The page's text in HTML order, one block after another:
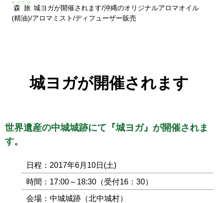
森旅
もりたび
城ヨガが開催されます/沖縄のオリジナルアロマオイル
(精油)/アロマミスト/ディフューザー販売
城ヨガが開催されます
世界遺産の中城城跡にて『城ヨガ』が開催されま
す。
日程：2017年6月10日(土)
時間：17:00～18:30（受付16：30）
会場：中城城跡（北中城村）